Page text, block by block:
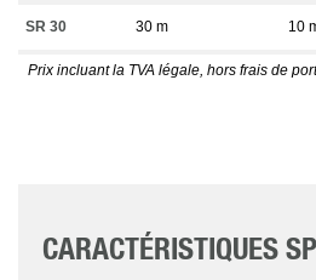
SR 30 30 m 10
Prix incluant la TVA légale, hors frais de port
CARACTÉRISTIQUES